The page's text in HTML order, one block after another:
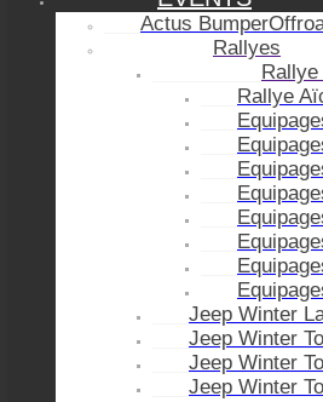
Actus
Rallyes
Rallye
Jeep Winter
Jeep Winter
Jeep Winter
Jeep Winter